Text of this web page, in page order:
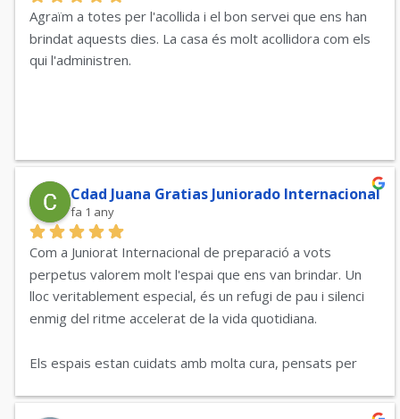
Agraïm a totes per l'acollida i el bon servei que ens han
brindat aquests dies. La casa és molt acollidora com els
qui l'administren.
Cdad Juana Gratias Juniorado Internacional
fa 1 any
Com a Juniorat Internacional de preparació a vots
perpetus valorem molt l'espai que ens van brindar. Un
lloc veritablement especial, és un refugi de pau i silenci
enmig del ritme accelerat de la vida quotidiana.
Els espais estan cuidats amb molta cura, pensats per